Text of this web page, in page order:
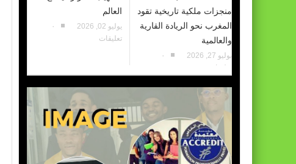
منجزات ملكية تاريخية تقود
المغرب نحو الريادة القارية
والعالمية
يوليو 27, 2026
٠
تعليقات
العالم
يوليو 02, 2026
٠
تعليقات